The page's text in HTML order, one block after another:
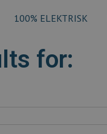
100% ELEKTRISK
for: